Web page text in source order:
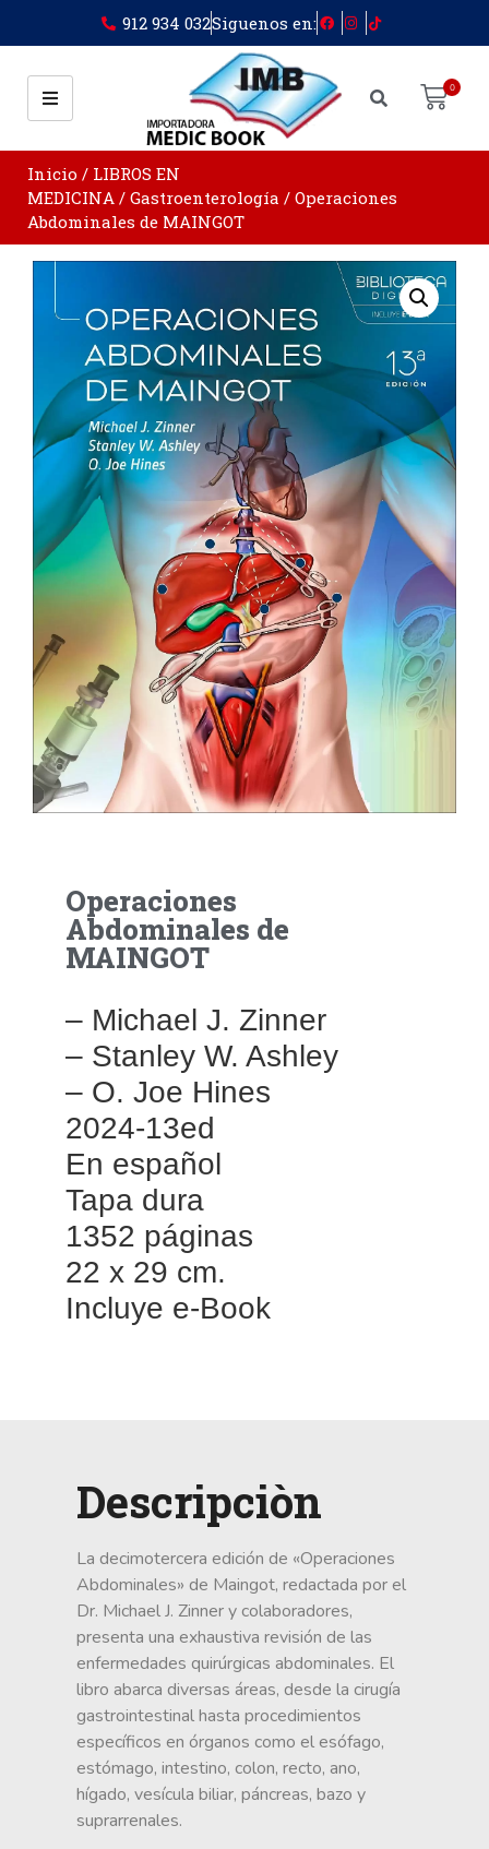
912 934 032Siguenos en:
0
Inicio / LIBROS EN
MEDICINA / Gastroenterología / Operaciones
Abdominales de MAINGOT
Operaciones
Abdominales de
MAINGOT
– Michael J. Zinner
– Stanley W. Ashley
– O. Joe Hines
2024-13ed
En español
Tapa dura
1352 páginas
22 x 29 cm.
Incluye e-Book
Descripciòn
La decimotercera edición de «Operaciones
Abdominales» de Maingot, redactada por el
Dr. Michael J. Zinner y colaboradores,
presenta una exhaustiva revisión de las
enfermedades quirúrgicas abdominales. El
libro abarca diversas áreas, desde la cirugía
gastrointestinal hasta procedimientos
específicos en órganos como el esófago,
estómago, intestino, colon, recto, ano,
hígado, vesícula biliar, páncreas, bazo y
suprarrenales.